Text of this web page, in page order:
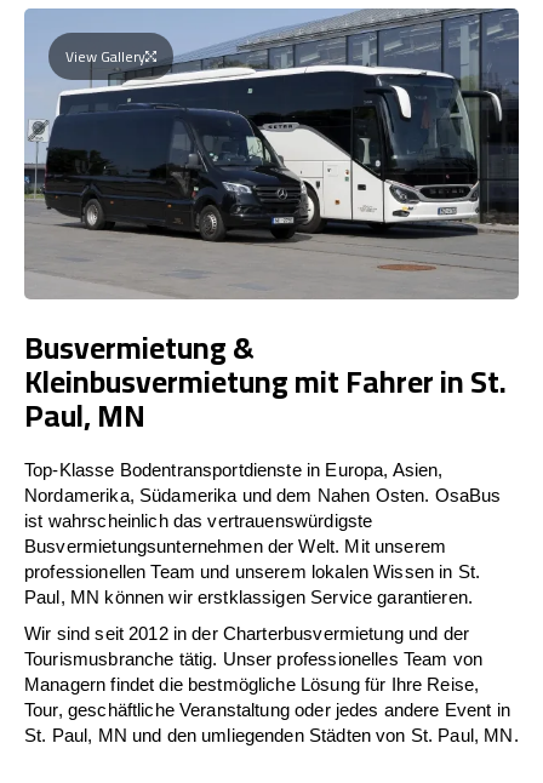
View Gallery
Busvermietung &
Kleinbusvermietung mit Fahrer in St.
Paul, MN
Top-Klasse Bodentransportdienste in Europa, Asien,
Nordamerika, Südamerika und dem Nahen Osten. OsaBus
ist wahrscheinlich das vertrauenswürdigste
Busvermietungsunternehmen der Welt. Mit unserem
professionellen Team und unserem lokalen Wissen in St.
Paul, MN können wir erstklassigen Service garantieren.
Wir sind seit 2012 in der Charterbusvermietung und der
Tourismusbranche tätig. Unser professionelles Team von
Managern findet die bestmögliche Lösung für Ihre Reise,
Tour, geschäftliche Veranstaltung oder jedes andere Event in
St. Paul, MN und den umliegenden Städten von St. Paul, MN.